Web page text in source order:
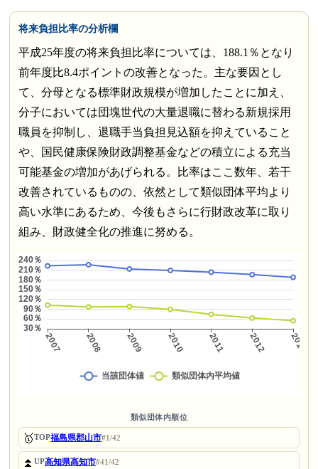
将来負担比率の分析欄
平成25年度の将来負担比率については、188.1％となり
前年度比8.4ポイントの改善となった。主な要因とし
て、分母となる標準財政規模が増加したことに加え、
分子においては団塊世代の大量退職に替わる新規採用
職員を抑制し、退職手当負担見込額を抑えていること
や、国民健康保険財政調整基金などの積立による充当
可能基金の増加があげられる。比率はここ数年、若干
改善されているものの、依然として類似団体平均より
高い水準にあるため、今後もさらに行財政改革に取り
組み、財政健全化の推進に努める。
類似団体内順位
🥇TOP福島県郡山市#1/42
⏫UP高知県高知市#41/42